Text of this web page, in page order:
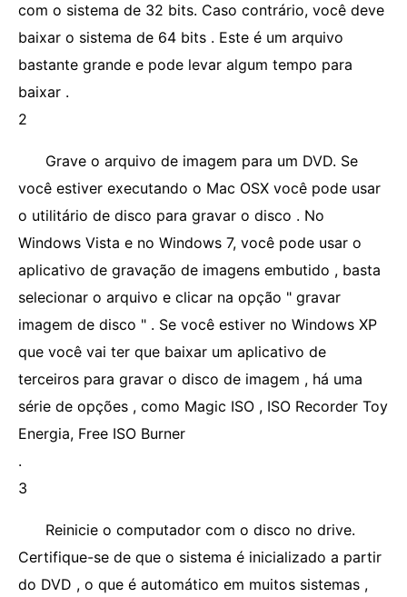
com o sistema de 32 bits. Caso contrário, você deve
baixar o sistema de 64 bits . Este é um arquivo
bastante grande e pode levar algum tempo para
baixar .
2
Grave o arquivo de imagem para um DVD. Se
você estiver executando o Mac OSX você pode usar
o utilitário de disco para gravar o disco . No
Windows Vista e no Windows 7, você pode usar o
aplicativo de gravação de imagens embutido , basta
selecionar o arquivo e clicar na opção " gravar
imagem de disco " . Se você estiver no Windows XP
que você vai ter que baixar um aplicativo de
terceiros para gravar o disco de imagem , há uma
série de opções , como Magic ISO , ISO Recorder Toy
Energia, Free ISO Burner
.
3
Reinicie o computador com o disco no drive.
Certifique-se de que o sistema é inicializado a partir
do DVD , o que é automático em muitos sistemas ,